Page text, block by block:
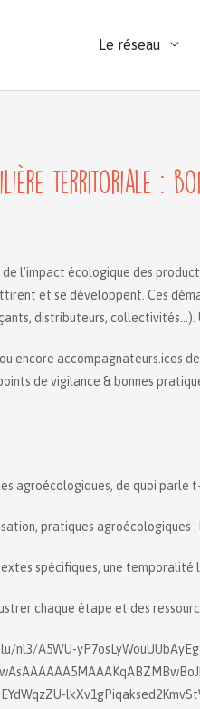
Le réseau
filière territoriale :
l’impact écologique des
et se développent. Ces
distributeurs, collectivités…).
encore accompagnateurs.ices
de vigilance & bonnes
agroécologiques, de quoi parle
pratiques agroécologiques
spécifiques, une
chaque étape et des
nl3/A5WU-